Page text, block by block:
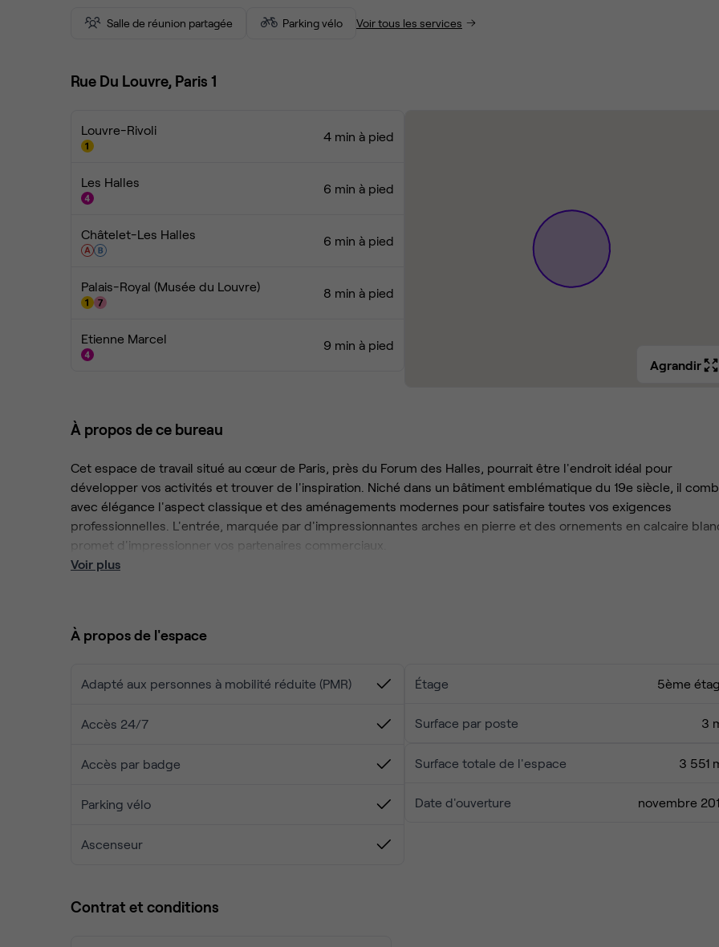
Salle de réunion partagée Parking vélo Voir tous les services
Rue Du Louvre, Paris 1
Louvre-Rivoli 4 min à pied
Les Halles 6 min à pied
Châtelet-Les Halles 6 min à pied
Palais-Royal (Musée du Louvre) 8 min à pied
Etienne Marcel
9 min à pied
Agrandir
À propos de ce bureau
Cet espace de travail situé au cœur de Paris, près du Forum des Halles, pourrait être l'endroit idéal pour
développer vos activités et trouver de l'inspiration. Niché dans un bâtiment emblématique du 19e siècle, il
avec élégance l'aspect classique et des aménagements modernes pour satisfaire toutes vos exigences
professionnelles. L'entrée, marquée par d'impressionnantes arches en pierre et des ornements en calcaire
promet d'impressionner vos partenaires commerciaux.
communauté d'entrepreneurs et de professionnels qui partagent cet espace enrichit l'expérience, faisant de ce
Voir plus
À propos de l'espace
Adapté aux personnes à mobilité réduite (PMR)
Accès 24/7
Accès par badge
Parking vélo
Ascenseur
Étage 5ème
Surface par poste 3
Surface totale de l'espace 3 551
Date d'ouverture novembre
Contrat et conditions